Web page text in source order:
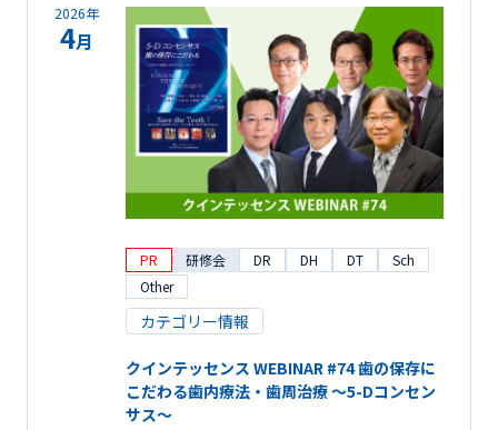
2026年
4月
PR 研修会 DR DH DT
Sch
Other
カテゴリー情報
クインテッセンス WEBINAR #74 歯の保存に
こだわる歯内療法・歯周治療 ～5-Dコンセン
サス～